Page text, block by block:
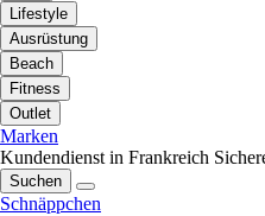
Lifestyle
Ausrüstung
Beach
Fitness
Outlet
Marken
Kundendienst in Frankreich
Suchen
Schnäppchen